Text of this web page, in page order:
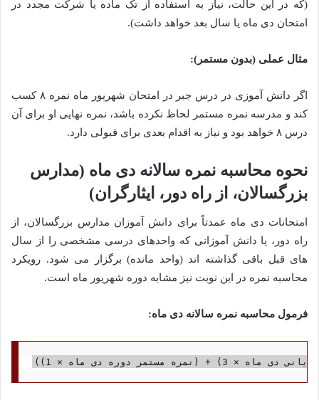
(که در این حالت، نیاز به استفاده از تک ماده یا شرکت مجدد در
امتحان دی ماه یا سال بعد خواهد داشت).
مثال عملی (بدون مستمر):
اگر دانش آموزی در درس جبر در امتحان شهریور ماه نمره ۸ کسب
کند و مدرسه نمره مستمر لحاظ نکرده باشد، نمره نهایی او برای آن
درس ۸ خواهد بود و نیاز به اقدام بعدی برای قبولی دارد.
نحوه محاسبه نمره سالانه دی ماه (مدارس
بزرگسالان، از راه دور، ایثارگران)
امتحانات دی ماه عمدتاً برای دانش آموزان مدارس بزرگسالان، از
راه دور، یا دانش آموزانی که واحدهای درسی مشخصی را از سال
های قبل باقی گذاشته اند (واحد مانده) برگزار می شود. رویکرد
محاسبه نمره در این نوبت نیز مشابه دوره شهریور ماه است.
فرمول محاسبه نمره سالانه دی ماه: